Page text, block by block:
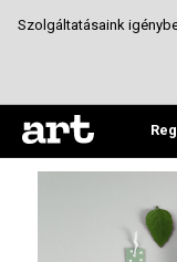
MAGTÁR - a
Arculattervezés
Szolgáltatásaink